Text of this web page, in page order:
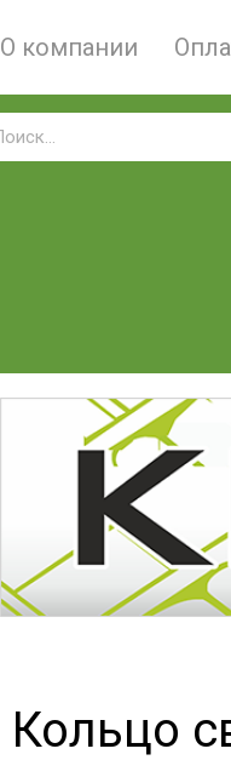
О компании
Кольцо